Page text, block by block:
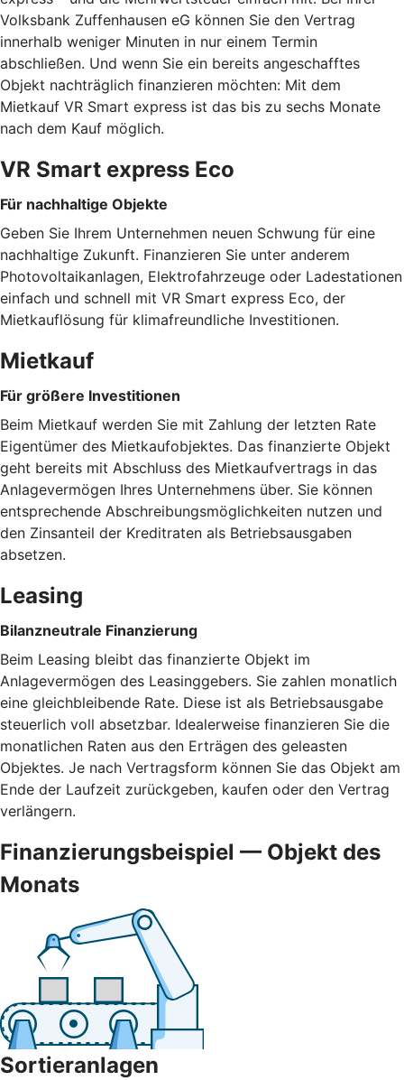
Volksbank Zuffenhausen eG können Sie den Vertrag
innerhalb weniger Minuten in nur einem Termin
abschließen. Und wenn Sie ein bereits angeschafftes
Objekt nachträglich finanzieren möchten: Mit dem
Mietkauf VR Smart express ist das bis zu sechs Monate
nach dem Kauf möglich.
VR Smart express Eco
Für nachhaltige Objekte
Geben Sie Ihrem Unternehmen neuen Schwung für eine
nachhaltige Zukunft. Finanzieren Sie unter anderem
Photovoltaikanlagen, Elektrofahrzeuge oder Ladestationen
einfach und schnell mit VR Smart express Eco, der
Mietkauflösung für klimafreundliche Investitionen.
Mietkauf
Für größere Investitionen
Beim Mietkauf werden Sie mit Zahlung der letzten Rate
Eigentümer des Mietkaufobjektes. Das finanzierte Objekt
geht bereits mit Abschluss des Mietkaufvertrags in das
Anlagevermögen Ihres Unternehmens über. Sie können
entsprechende Abschreibungsmöglichkeiten nutzen und
den Zinsanteil der Kreditraten als Betriebsausgaben
absetzen.
Leasing
Bilanzneutrale Finanzierung
Beim Leasing bleibt das finanzierte Objekt im
Anlagevermögen des Leasinggebers. Sie zahlen monatlich
eine gleichbleibende Rate. Diese ist als Betriebsausgabe
steuerlich voll absetzbar. Idealerweise finanzieren Sie die
monatlichen Raten aus den Erträgen des geleasten
Objektes. Je nach Vertragsform können Sie das Objekt am
Ende der Laufzeit zurückgeben, kaufen oder den Vertrag
verlängern.
Finanzierungsbeispiel — Objekt des
Monats
Sortieranlagen